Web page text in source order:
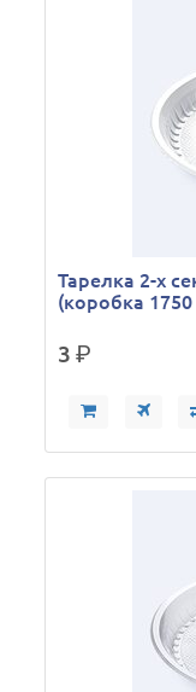
Тарелка 2-х
(коробка
3р.